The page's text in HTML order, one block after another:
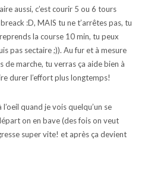
aussi, c’est courir 5 ou 6 tours
:D, MAIS tu ne t’arrêtes pas, tu
la course 10 min, tu peux
pas sectaire ;)). Au fur et à mesure
de marche, tu verras ça aide bien à
durer l’effort plus longtemps!
quand je vois quelqu’un se
on en bave (des fois on veut
super vite! et après ça devient